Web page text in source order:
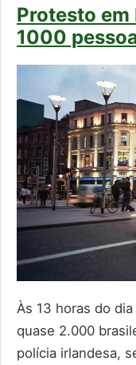
Protesto
1000
Às 13 horas do
quase 2.000
polícia irlandesa,